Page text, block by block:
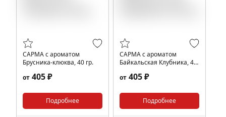
САРМА с ароматом
Брусника-клюква, 40 гр.
от 405 ₽
Подробнее
САРМА с ароматом
Байкальская Клубника, 40
от 405 ₽
Подробнее